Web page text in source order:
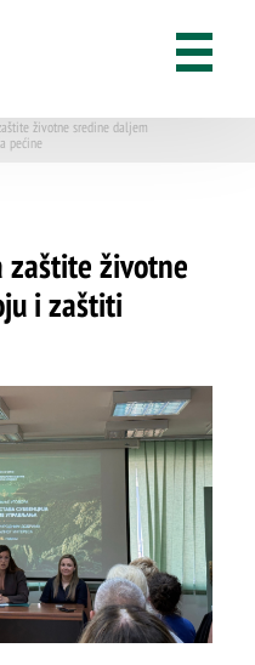
životne sredine daljem
pećine
zaštite životne
i zaštiti